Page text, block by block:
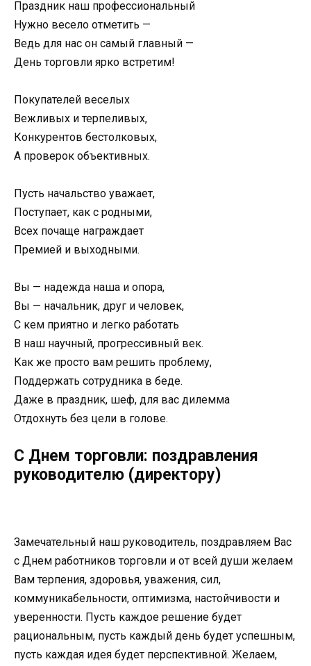
Праздник наш профессиональный
Нужно весело отметить —
Ведь для нас он самый главный —
День торговли ярко встретим!
Покупателей веселых
Вежливых и терпеливых,
Конкурентов бестолковых,
А проверок объективных.
Пусть начальство уважает,
Поступает, как с родными,
Всех почаще награждает
Премией и выходными.
Вы — надежда наша и опора,
Вы — начальник, друг и человек,
С кем приятно и легко работать
В наш научный, прогрессивный век.
Как же просто вам решить проблему,
Поддержать сотрудника в беде.
Даже в праздник, шеф, для вас дилемма
Отдохнуть без цели в голове.
С Днем торговли: поздравления
руководителю (директору)
Замечательный наш руководитель, поздравляем Вас
с Днем работников торговли и от всей души желаем
Вам терпения, здоровья, уважения, сил,
коммуникабельности, оптимизма, настойчивости и
уверенности. Пусть каждое решение будет
рациональным, пусть каждый день будет успешным,
пусть каждая идея будет перспективной. Желаем,